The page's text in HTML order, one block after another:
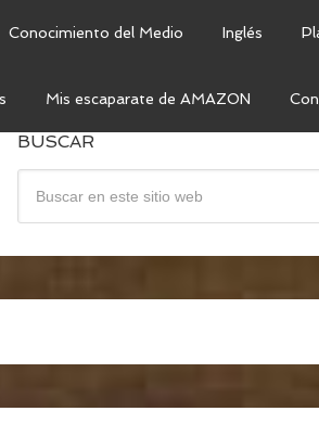
Conocimiento del Medio Inglés
Mis escaparate de AMAZON
BUSCAR